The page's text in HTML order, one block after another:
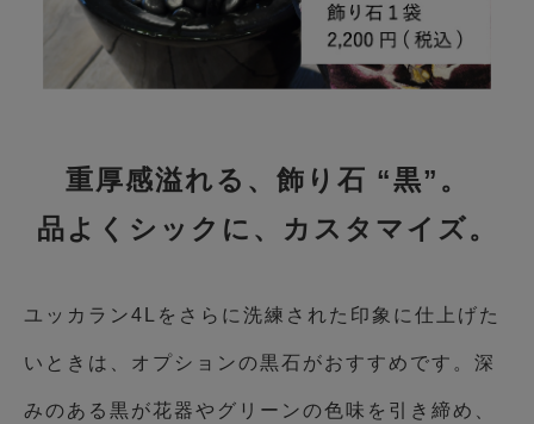
重厚感溢れる、飾り石 “黒”。
品よくシックに、カスタマイズ。
ユッカラン4Lをさらに洗練された印象に仕上げた
いときは、オプションの黒石がおすすめです。深
みのある黒が花器やグリーンの色味を引き締め、